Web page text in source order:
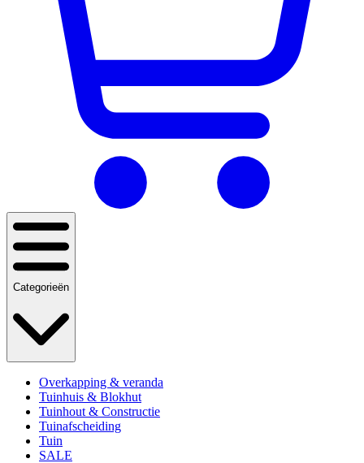
Categorieën
Overkapping & veranda
Tuinhuis & Blokhut
Tuinhout & Constructie
Tuinafscheiding
Tuin
SALE